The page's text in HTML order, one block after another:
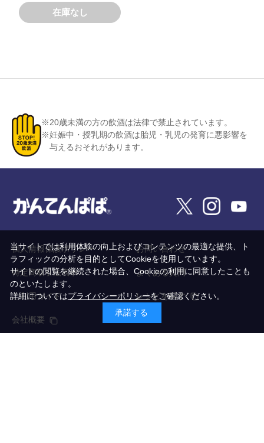
在庫なし
※20歳未満の方の飲酒は法律で禁止されています。
※妊娠中・授乳期の飲酒は胎児・乳児の発育に悪影響を
与えるおそれがあります。
個人情報保護ポリシー お問い合わせ
特定商取引法表示 よくある質問
ご利用ガイド レシピを探す
会社概要
当サイトでは利用体験の向上およびコンテンツの最適な提供、ト
ラフィックの分析を目的としてCookieを使用しています。
サイトの閲覧を継続された場合、Cookieの利用に同意したことも
のといたします。
詳細についてはプライバシーポリシーをご確認ください。
承諾する